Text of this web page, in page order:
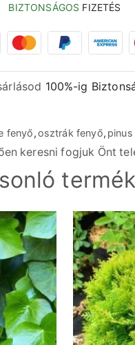
BIZTONSÁGOS FIZETÉS
100%-ig
fenyő,osztrák fenyő, pinus
keresni fogjuk Önt